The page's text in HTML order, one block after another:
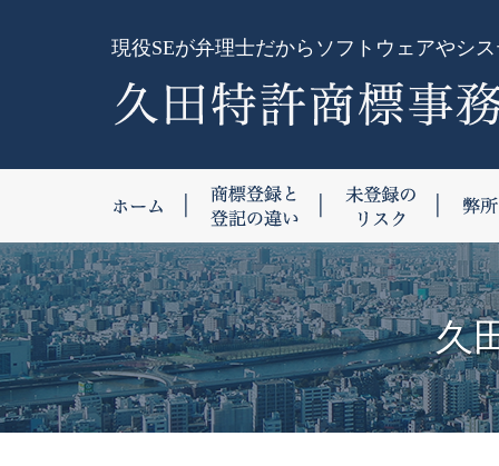
現役SEが弁理士だからソフトウェアやシ
ホーム 商標登録と登記の違い
久